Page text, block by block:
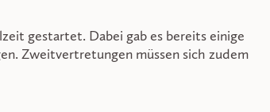
gestartet. Dabei gab es bereits einige
Zweitvertretungen müssen sich zudem